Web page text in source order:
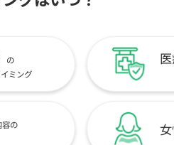
の
ミング
容の